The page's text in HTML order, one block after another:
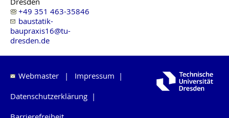
Dresden
+49 351 463-35846
baustatik-
baupraxis16@tu-
dresden.de
Webmaster | Impressum |
Datenschutzerklärung |